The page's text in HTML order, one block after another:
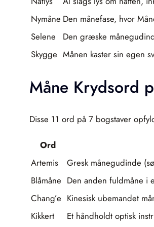
Nymåne Den månefase, hvor
Selene
Den græske
Skygge Månen kaster sin egen
Måne Krydsord
Disse 11 ord på 7 bogstaver
Ord
Artemis
Gresk månegudinde
Blåmåne Den anden fuldmåne i
Chang’e Kinesisk ubemandet
Kikkert
Et håndholdt optisk